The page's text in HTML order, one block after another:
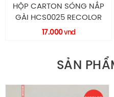
HỘP CARTON SÓNG NẮP
GÀI HCS0025 RECOLOR
17.000vnd
SẢN